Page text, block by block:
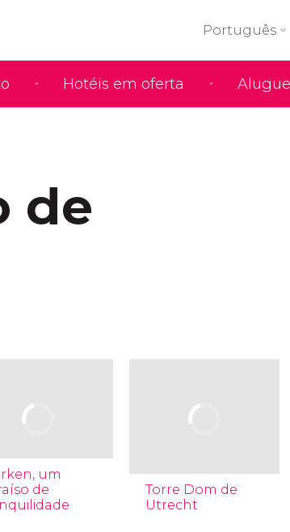
Hotéis em oferta
Português
de
um
de
Torre Dom de
Utrecht